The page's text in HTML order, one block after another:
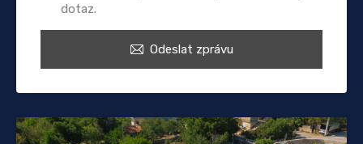
dotaz.
Odeslat zprávu